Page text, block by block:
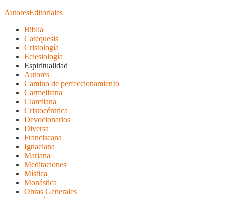
AutoresEditoriales
Biblia
Catequesis
Cristología
Eclesiología
Espiritualidad
Autores
Camino de perfeccionamiento
Carmelitana
Claretiana
Cristocéntrica
Devocionarios
Diversa
Franciscana
Ignaciana
Mariana
Meditaciones
Mística
Monástica
Obras Generales